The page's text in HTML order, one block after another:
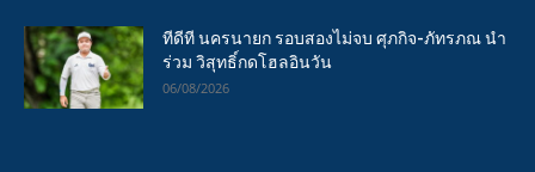
ทีดีที นครนายก รอบสองไม่จบ ศุภกิจ-ภัทรภณ นำ
ร่วม วิสุทธิ์กดโฮลอินวัน
06/08/2026